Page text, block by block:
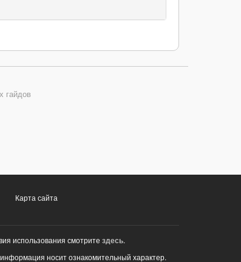
гайдов
Карта сайта
использования смотрите здесь.
носит ознакомительный характер.